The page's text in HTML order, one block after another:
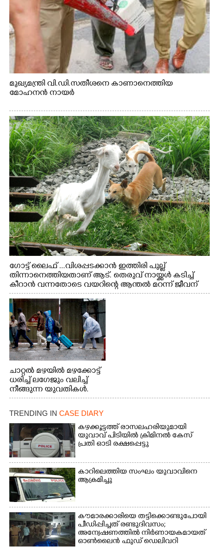
മുഖ്യമന്ത്രി വി.ഡി.സതീശനെ കാണാനെത്തിയ
മോഹനൻ നായർ
ഗോട്ട് ലൈഫ് ...വിശപ്പടക്കാൻ ഇത്തിരി പുല്ല്
തിന്നാനെത്തിയതാണ് ആട്. തെരുവ് നായ്ക്കൾ കടിച്ച്
കീറാൻ വന്നതോടെ വയറിന്റെ ആന്തൽ മറന്ന് ജീവന്
വേണ്ടിയായി ഓട്ടം. എറണാകുളം വാത്തുരുത്തിയിൽ
നിന്നുള്ള കാഴ്ച
ചാറ്റൽ മഴയിൽ മഴക്കോട്ട്
ധരിച്ച് ലഗേജും വലിച്ച്
നീങ്ങുന്ന യുവതികൾ.
എറണാകുളം മേനകയിൽ
നിന്നുള്ള കാഴ്ച
TRENDING IN CASE DIARY
കഴക്കൂട്ടത്ത് രാസലഹരിയുമായി
യുവാവ് പിടിയിൽ ക്രിമിനൽ കേസ്
പ്രതി ഓടി രക്ഷപ്പെട്ടു
കാറിലെത്തിയ സംഘം യുവാവിനെ
ആക്രമിച്ചു
കൗമാരക്കാരിയെ തട്ടിക്കൊണ്ടുപോയി
പീഡിപ്പിച്ചത് രണ്ടുദിവസം;
അന്വേഷണത്തിൽ നിർണായകമായത്
ഓൺലൈൻ ഫുഡ് ഡെലിവറി